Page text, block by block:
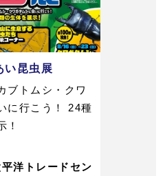
い昆虫展
ブトムシ・クワ
に行こう！ 24種
！
洋トレードセン